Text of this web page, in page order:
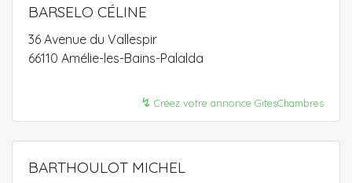
BARSELO CÉLINE
36 Avenue du Vallespir
66110 Amélie-les-Bains-Palalda
↯ Créez votre annonce GitesChambres
BARTHOULOT MICHEL